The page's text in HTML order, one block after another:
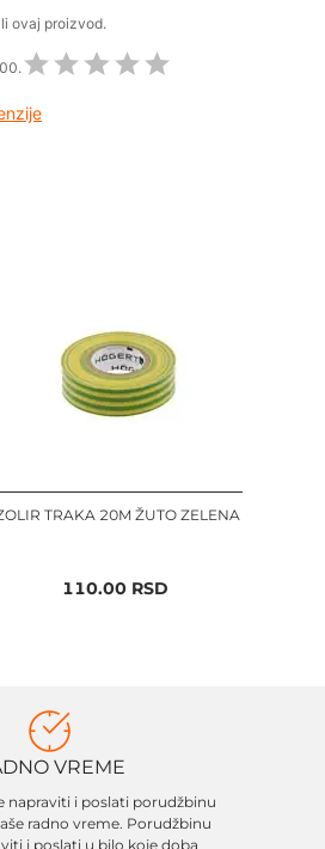
ovaj proizvod.
TRAKA 20M ŽUTO ZELENA
110.00 RSD
VREME
napraviti i poslati porudžbinu
radno vreme. Porudžbinu
i poslati u bilo koje doba